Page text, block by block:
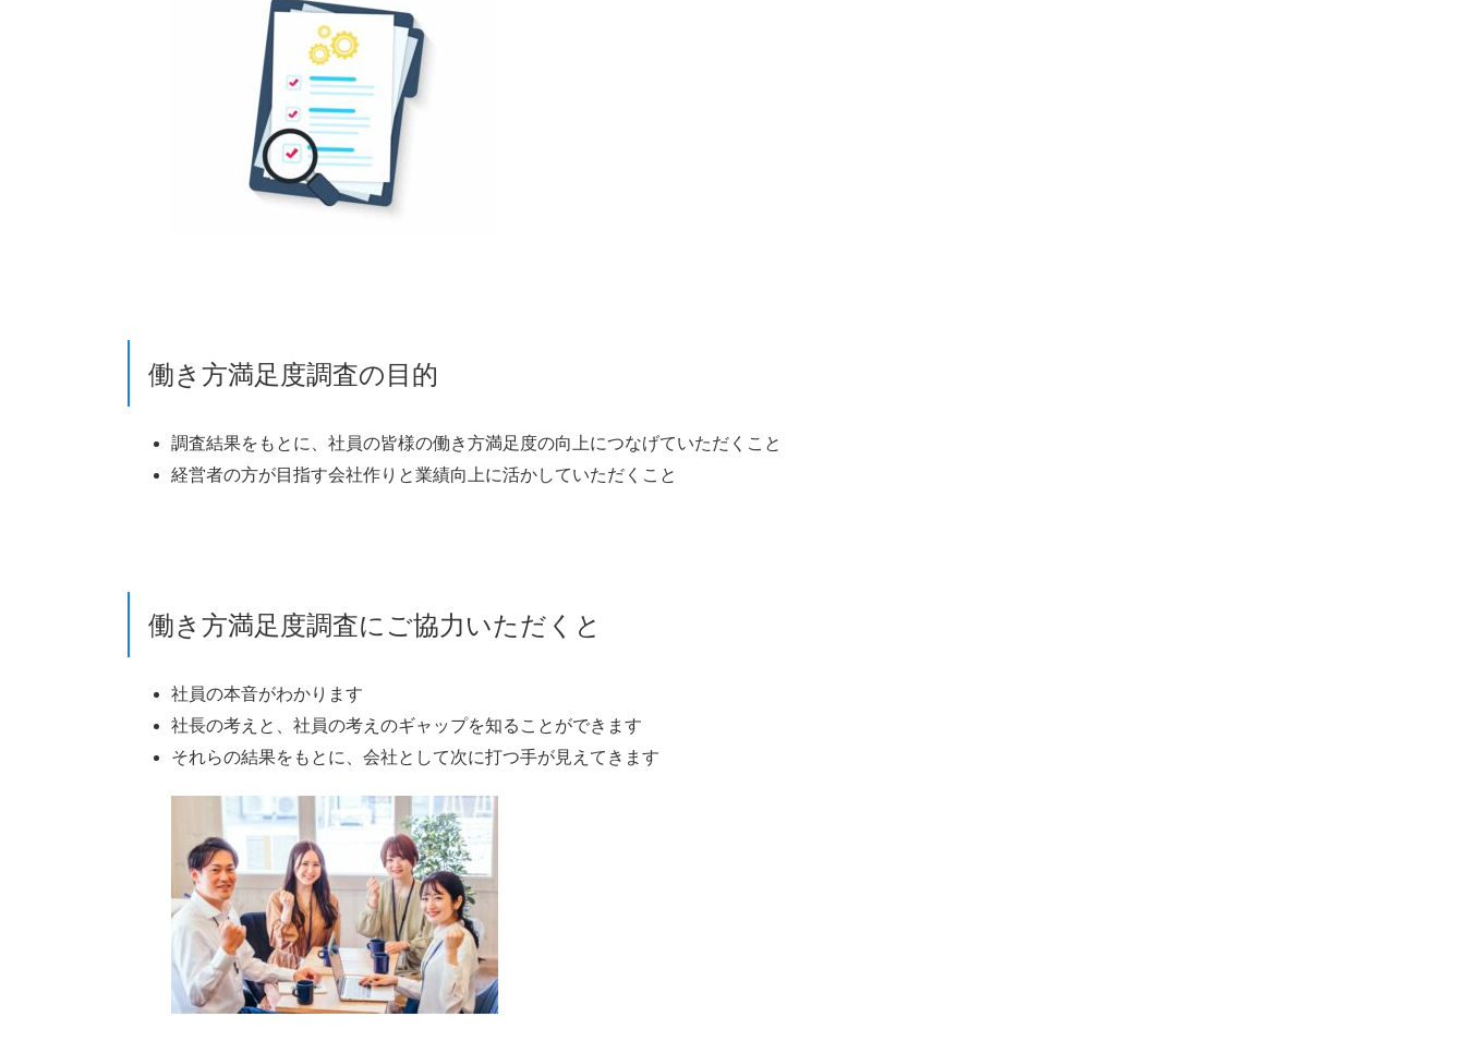
働き方満足度調査の目的
調査結果をもとに、社員の皆様の働き方満足度の向上につなげていただくこと
経営者の方が目指す会社作りと業績向上に活かしていただくこと
働き方満足度調査にご協力いただくと
社員の本音がわかります
社長の考えと、社員の考えのギャップを知ることができます
それらの結果をもとに、会社として次に打つ手が見えてきます